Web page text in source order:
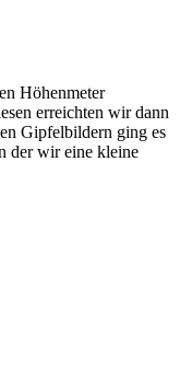
Höhenmeter
erreichten wir dann
Gipfelbildern ging es
der wir eine kleine